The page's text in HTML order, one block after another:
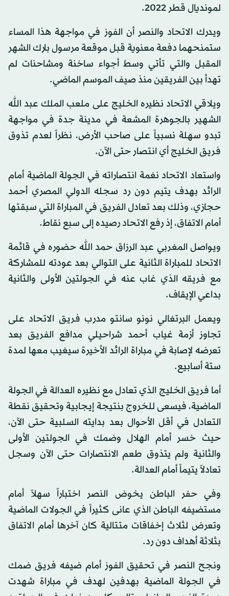
لمونديال قطر 2022.
ويدرك الاتحاد والنصر أن الفوز في مواجهة هذا المساء
ستمنحهما دفعة معنوية قبل موقعة مرسول بارك الشهر
المقبل والتي تأتي وسط أجواء ساخنة ومشاحنات لم
تهدأ بين الفريقين منذ صيف الموسم الماضي.
ويلاقي الاتحاد نظيره الخليج على ملعب الملك عبد الله
الشهير بالجوهرة المشعة في مدينة جدة في مواجهة
تبدو سهلة نسبياً على صاحب الأرض، نظراً لعدم تذوق
فريق الخليج أي انتصار حتى الآن.
واستعاد الاتحاد نغمة انتصاراته في الجولة الماضية أمام
الرائد بهدف يتيم دون رد سجله الدولي المصري أحمد
حجازي، وذلك بعد تعادل الفريق في المباراة التي سبقتها
أمام الاتفاق، إذ رفع الاتحاد رصيده إلى سبع نقاط.
ويواصل المغربي عبد الرزاق حمد الله حضوره في قائمة
الاتحاد للمباراة الثانية على التوالي بعد عودته للمشاركة
مع فريقه الذي غاب عنه في الجولتين الأولى والثانية
بداعي الإيقاف.
ويعمل البرتغالي نونو سانتو مدرب فريق الاتحاد على
تجاوز أزمة غياب أحمد شراحيلي مدافع الفريق بعد
تعرضه لإصابة في مباراة الرائد الأخيرة سيغيب معها لمدة
ستة أسابيع.
أما فريق الخليج الذي تعادل مع نظيره العدالة في الجولة
الماضية، فيسعى للخروج بنتيجة إيجابية وتحقيق نقطة
التعادل في أقل الأحوال بعد بدايته السلبية حتى الآن،
حيث خسر أمام الهلال وضمك في الجولتين الأولى
والثانية ولم يتذوق طعم الانتصارات حتى الآن وسجل
تعادلاً يتيماً أمام العدالة.
وفي حفر الباطن يخوض النصر اختباراً سهلاً أمام
مستضيفه الباطن الذي عانى كثيراً في الجولات الماضية
وتعرض لثلاث إخفاقات متتالية كان آخرها أمام الاتفاق
بثلاثة أهداف دون رد.
ونجح النصر في تحقيق الفوز أمام ضيفه فريق ضمك
في الجولة الماضية بهدفين لهدف في مباراة شهدت